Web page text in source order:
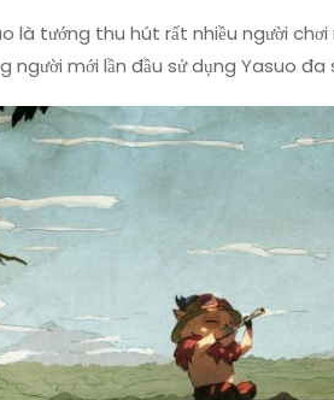
là tướng thu hút rất nhiều người
người mới lần đầu sử dụng Yasuo